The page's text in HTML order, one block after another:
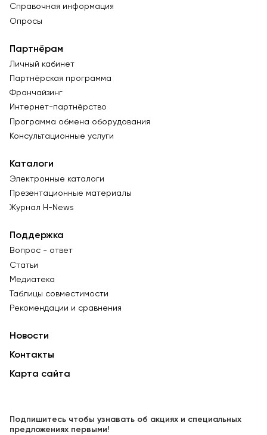
Справочная информация
Опросы
Партнёрам
Личный кабинет
Партнёрская программа
Франчайзинг
Интернет-партнёрство
Программа обмена оборудования
Консультационные услуги
Каталоги
Электронные каталоги
Презентационные материалы
Журнал Н-News
Поддержка
Вопрос - ответ
Статьи
Медиатека
Таблицы совместимости
Рекомендации и сравнения
Новости
Контакты
Карта сайта
Подпишитесь чтобы узнавать об акциях и специальных
предложениях первыми!